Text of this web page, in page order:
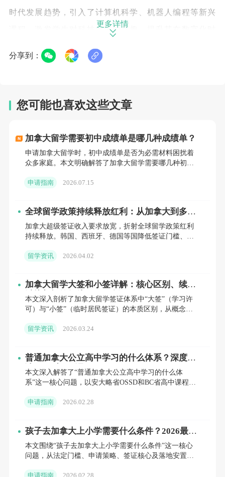
时代发展趋势，引入了计算机科学、机器人编程等新兴
课程，激发学生对科技领域的兴趣，提升其在数字化时
了高级课程（AP），让学生在高中阶段就能挑战大学
（二）卓越的教学质量
具备深厚的学科知识，更擅长运用创新的教学方法激发
学生的学习兴趣和潜能。教师们注重因材施教，关注每
教学中，强调互动与探究式学习，鼓励学生积极提问、
大胆表达自己的观点，培养学生的批判性思维和解决问
术，为学生提供最前沿、最优质的教学服务。
（三）优异的学术成绩
雷克湖学校的学术成绩在加拿大乃至全球都备受瞩目。
大量学生获得高分。在大学录取方面，学校保持着令人
骄傲的高录取梦校率，过去 5 年的毕业生去向广泛，不
功进入美国的哈佛大学、斯坦福大学、乔治城大学、东
北大学，以及其他国家的牛津大学、圣安德鲁斯大学、
伦敦大学学院、阿姆斯特丹大学、伦敦政治经济学院、
更多详情
分享到：
您可能也喜欢这些文章
加拿大留学需要初中成绩单是哪几种成绩单？
申请加拿大留学时，初中成绩单是否为必需材料困扰着
众多家庭。本文明确解答了加拿大留学需要哪几种初中
三成绩单独证明。
申请指南 2026.07.15
全球留学政策持续释放红利：从加拿大到多
国，把握机遇正当时
加拿大超级签证收入要求放宽，折射全球留学政策红利
持续释放。韩国、西班牙、德国等国降低签证门槛、完
增K字签证吸引S
留学资讯 2026.04.02
加拿大留学大签和小签详解：核心区别、续签
避坑与拒签红线（2026版）
本文深入剖析了加拿大留学签证体系中“大签”（学习许
可）与“小签”（临时居民签证）的本质区别，从概念辨
读。
留学资讯 2026.03.24
普通加拿大公立高中学习的什么体系？深度解
读OSSD与BC课程
本文深入解答了“普通加拿大公立高中学习的什么体
系”这一核心问题，以安大略省OSSD和BC省高中课程为
制运作机制、
申请指南 2026.02.28
孩子去加拿大上小学需要什么条件？2026最新
政策与全流程解析
本文围绕“孩子去加拿大上小学需要什么条件”这一核心
问题，从法定门槛、申请策略、签证核心及落地安置四
申请指南 2026.02.28